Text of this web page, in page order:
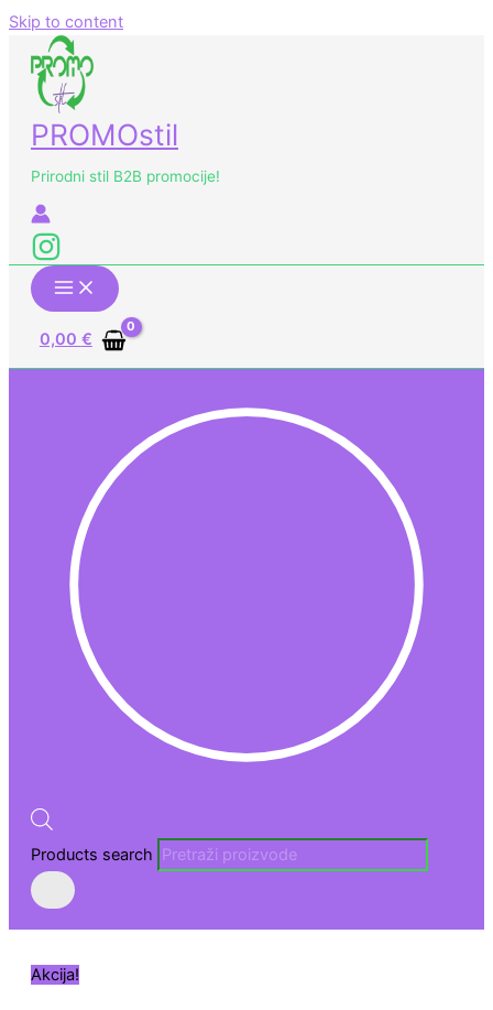
Skip to content
PROMOstil
Prirodni stil B2B promocije!
0,00 €
Products search
Akcija!